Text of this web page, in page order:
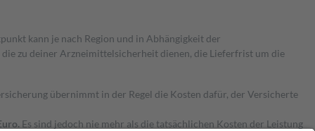
kann je nach Region und in Abhängigkeit der
zu deiner Arzneimittelsicherheit dienen, die Lieferfrist um die
übernimmt in der Regel die Kosten dafür, der Versicherte
Es sind jedoch nie mehr als die tatsächlichen Kosten der Leistung